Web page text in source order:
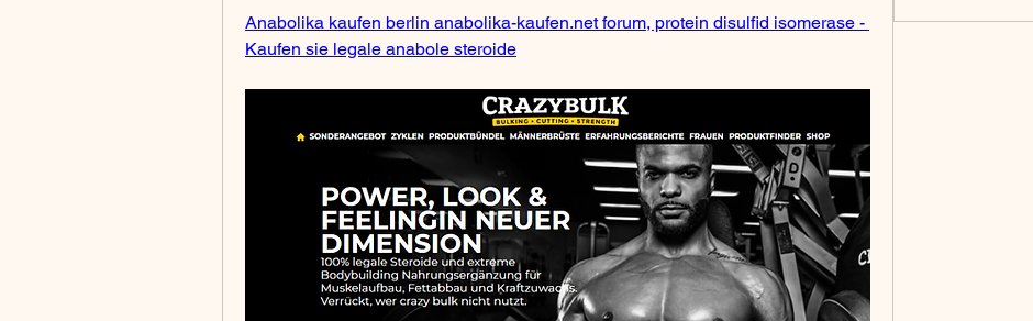
Anabolika kaufen berlin anabolika-kaufen.net forum, protein disulfid isomerase -
Kaufen sie legale anabole steroide